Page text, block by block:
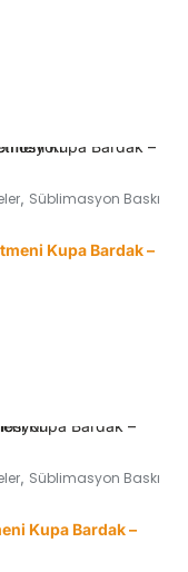
, Süblimasyon Baskı
Kupa Bardak –
, Süblimasyon Baskı
Kupa Bardak –